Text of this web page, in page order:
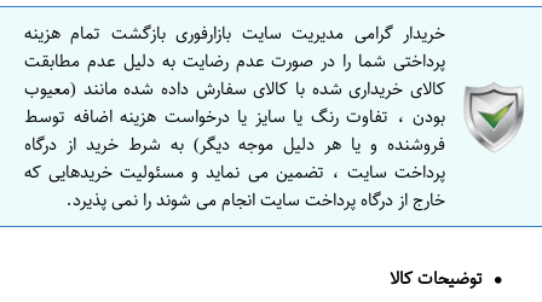
خریدار گرامی مدیریت سایت بازارفوری بازگشت تمام هزینه
پرداختی شما را در صورت عدم رضایت به دلیل عدم مطابقت
کالای خریداری شده با کالای سفارش داده شده مانند (معیوب
بودن ، تفاوت رنگ یا سایز یا درخواست هزینه اضافه توسط
فروشنده و یا هر دلیل موجه دیگر) به شرط خرید از درگاه
پرداخت سایت ، تضمین می نماید و مسئولیت خریدهایی که
خارج از درگاه پرداخت سایت انجام می شوند را نمی پذیرد.
توضیحات کالا